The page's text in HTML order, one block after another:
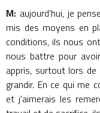
M: aujourd’hui, je
mis des moyens en
conditions, ils nous
nous battre pour
appris, surtout lors de
grandir. En ce qui me
et j’aimerais les